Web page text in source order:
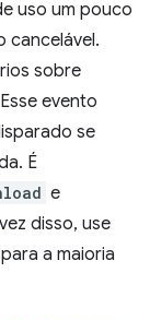
uso um pouco
cancelável.
sobre
evento
se
É
e
disso, use
a maioria